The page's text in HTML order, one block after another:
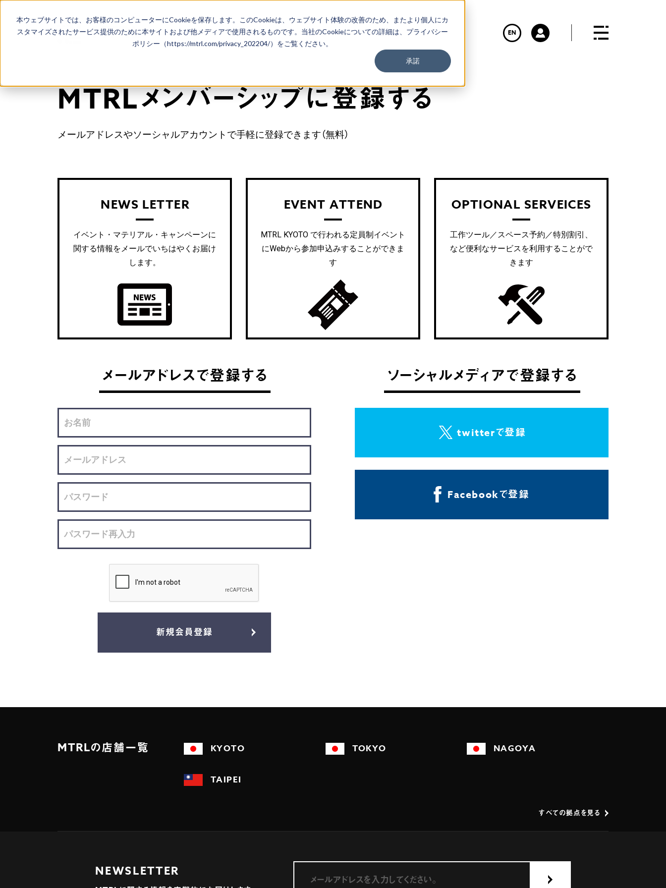
本ウェブサイトでは、お客様のコンピューターにCookieを保存します。このCookieは、ウェブサイト体験の改善のため、またより個人にカ
スタマイズされたサービス提供のために本サイトおよび他メディアで使用されるものです。当社のCookieについての詳細は、プライバシー
ポリシー（https://mtrl.com/privacy_202204/）をご覧ください。
承諾
EN
MTRLメンバーシップに登録する
メールアドレスやソーシャルアカウントで手軽に登録できます（無料）
NEWS LETTER
イベント・マテリアル・キャンペーンに
関する情報をメールでいちはやくお届け
します。
EVENT ATTEND
MTRL KYOTO で行われる定員制イベント
にWebから参加申込みすることができま
す
OPTIONAL SERVEICES
工作ツール／スペース予約／特別割引、
など便利なサービスを利用することがで
きます
ソーシャルメディアで登録する
twitterで登録
Facebookで登録
メールアドレスで登録する
新規会員登録
MTRLの店舗一覧 KYOTO TOKYO NAGOYA
TAIPEI
すべての拠点を見る
NEWSLETTER